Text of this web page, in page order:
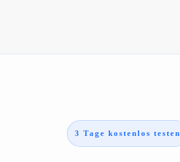
3 Tage kostenlos testen